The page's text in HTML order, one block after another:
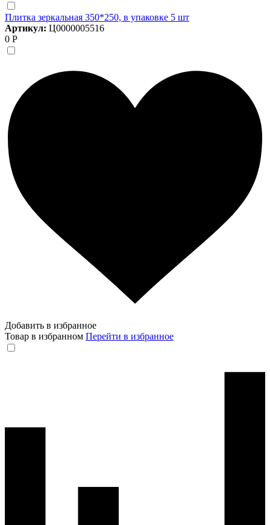
Плитка зеркальная 350*250, в упаковке 5 шт
Артикул: Ц0000005516
0 Р
Добавить в избранное
Товар в избранном Перейти в избранное